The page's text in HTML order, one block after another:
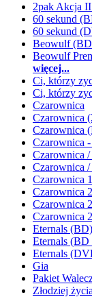
2pak Akcja
60 sekund
60 sekund
Beowulf
Beowulf
więcej...
Ci, którzy
Ci, którzy
Czarownica
Czarownica
Czarownica
Czarownica
Czarownica
Czarownica
Czarownica
Czarownica
Czarownica
Czarownica
Eternals (BD)
Eternals (BD
Eternals
Gia
Pakiet
Złodziej życia